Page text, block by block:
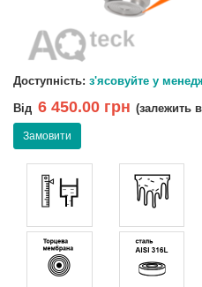
Доступність: з'ясовуйте у
Від 6 450.00 грн (залежить
Замовити